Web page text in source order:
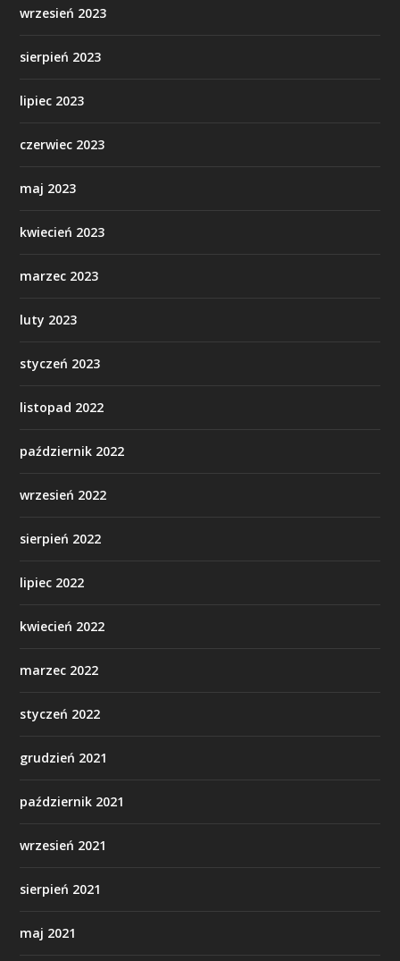
wrzesień 2023
sierpień 2023
lipiec 2023
czerwiec 2023
maj 2023
kwiecień 2023
marzec 2023
luty 2023
styczeń 2023
listopad 2022
październik 2022
wrzesień 2022
sierpień 2022
lipiec 2022
kwiecień 2022
marzec 2022
styczeń 2022
grudzień 2021
październik 2021
wrzesień 2021
sierpień 2021
maj 2021